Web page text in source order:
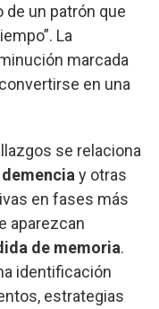
un patrón que
La
marcada
en una
se relaciona
demencia y otras
en fases más
aparezcan
de memoria.
identificación
estrategias